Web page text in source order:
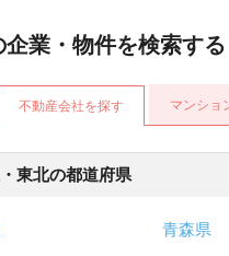
企業・物件を検索する
不動産会社を探す マンショ
東北の都道府県
青森県